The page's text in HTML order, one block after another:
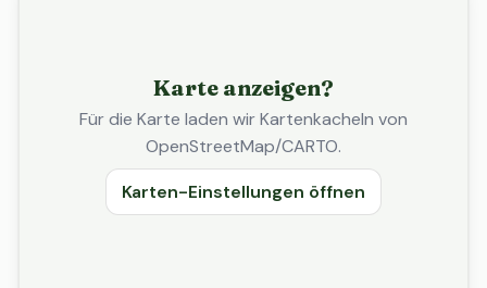
Karte anzeigen?
Für die Karte laden wir Kartenkacheln von
OpenStreetMap/CARTO.
Karten-Einstellungen öffnen